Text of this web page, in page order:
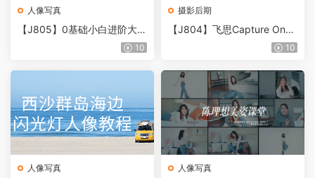
人像写真
【J805】0基础小白进阶大神
人像摄影课，摄影入门课，相
10
摄影后期
【J804】飞思Capture One
从入门到精通训练营中文教程
10
人像写真 人像写真